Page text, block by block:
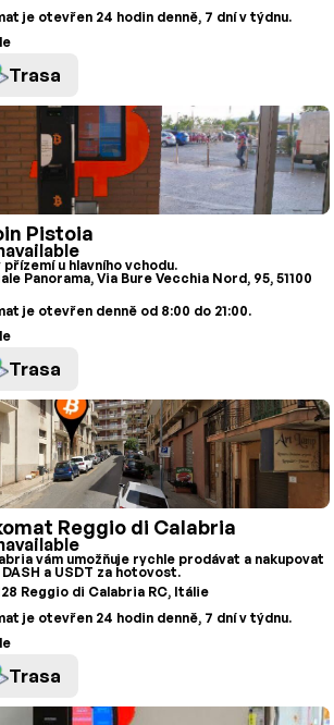
je otevřen 24 hodin denně, 7 dní v týdnu.
Trasa
Pistoia
u hlavního vchodu.
Panorama, Via Bure Vecchia Nord, 95, 51100
je otevřen denně od 8:00 do 21:00.
Trasa
Reggio di Calabria
vám umožňuje rychle prodávat a nakupovat
DASH a USDT za hotovost.
Reggio di Calabria RC, Itálie
je otevřen 24 hodin denně, 7 dní v týdnu.
Trasa